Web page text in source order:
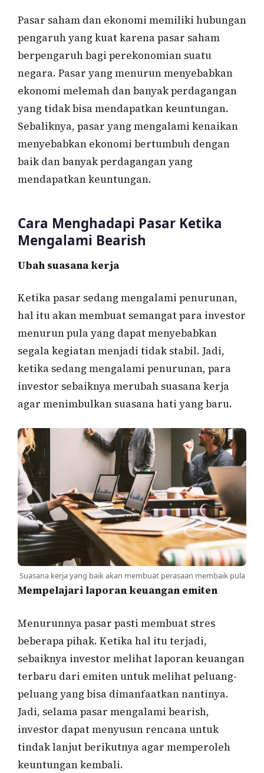
Pasar saham dan ekonomi memiliki hubungan
pengaruh yang kuat karena pasar saham
berpengaruh bagi perekonomian suatu
negara. Pasar yang menurun menyebabkan
ekonomi melemah dan banyak perdagangan
yang tidak bisa mendapatkan keuntungan.
Sebaliknya, pasar yang mengalami kenaikan
menyebabkan ekonomi bertumbuh dengan
baik dan banyak perdagangan yang
mendapatkan keuntungan.
Cara Menghadapi Pasar Ketika
Mengalami Bearish
Ubah suasana kerja
Ketika pasar sedang mengalami penurunan,
hal itu akan membuat semangat para investor
menurun pula yang dapat menyebabkan
segala kegiatan menjadi tidak stabil. Jadi,
ketika sedang mengalami penurunan, para
investor sebaiknya merubah suasana kerja
agar menimbulkan suasana hati yang baru.
Suasana kerja yang baik akan membuat perasaan membaik pula
Mempelajari laporan keuangan emiten
Menurunnya pasar pasti membuat stres
beberapa pihak. Ketika hal itu terjadi,
sebaiknya investor melihat laporan keuangan
terbaru dari emiten untuk melihat peluang-
peluang yang bisa dimanfaatkan nantinya.
Jadi, selama pasar mengalami bearish,
investor dapat menyusun rencana untuk
tindak lanjut berikutnya agar memperoleh
keuntungan kembali.